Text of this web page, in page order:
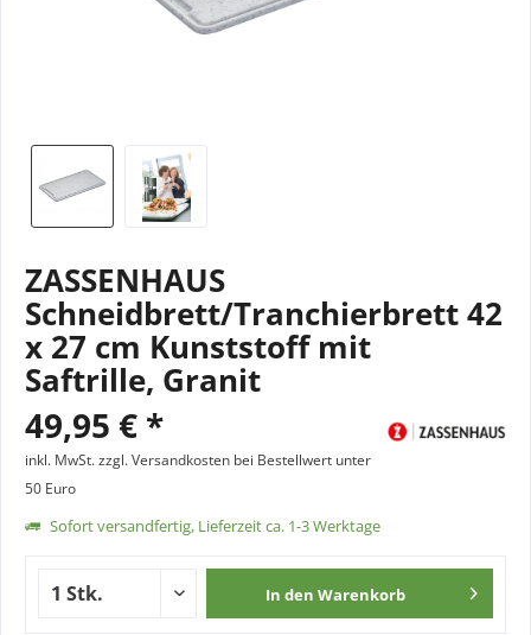
ZASSENHAUS
Schneidbrett/Tranchierbrett 42
x 27 cm Kunststoff mit
Saftrille, Granit
49,95 € *
inkl. MwSt.zzgl. Versandkosten bei Bestellwert unter
50 Euro
Sofort versandfertig, Lieferzeit ca. 1-3 Werktage
In den Warenkorb